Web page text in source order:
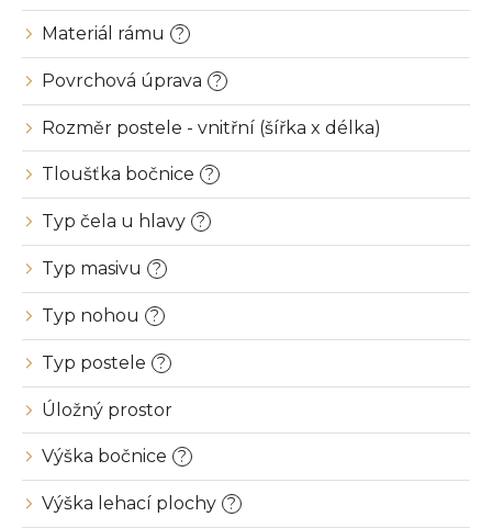
Materiál rámu ?
Povrchová úprava ?
Rozměr postele - vnitřní (šířka x délka)
Tloušťka bočnice ?
Typ čela u hlavy ?
Typ masivu ?
Typ nohou ?
Typ postele ?
Úložný prostor
Výška bočnice ?
Výška lehací plochy ?